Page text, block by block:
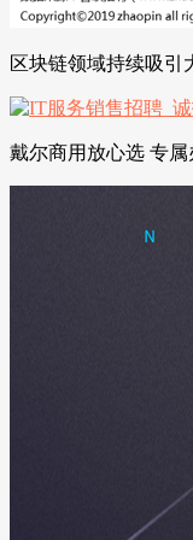
区块链领域持续吸引
戴尔商用放心选 专